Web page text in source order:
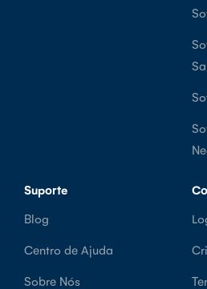
Suporte
Blog
Centro de Ajuda
Sobre Nós